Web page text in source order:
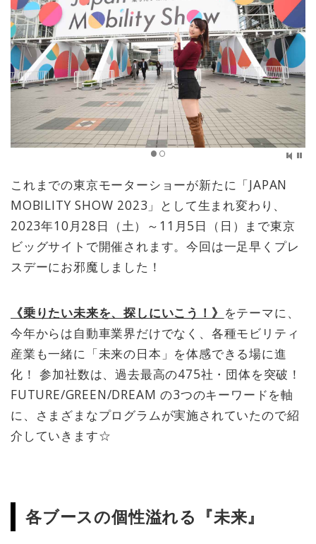
これまでの東京モーターショーが新たに「JAPAN
MOBILITY SHOW 2023」として生まれ変わり、
2023年10月28日（土）～11月5日（日）まで東京
ビッグサイトで開催されます。今回は一足早くプレ
スデーにお邪魔しました！
《乗りたい未来を、探しにいこう！》 をテーマに、
今年からは自動車業界だけでなく、各種モビリティ
産業も一緒に「未来の日本」を体感できる場に進
化！ 参加社数は、過去最高の475社・団体を突破！
FUTURE/GREEN/DREAM の3つのキーワードを軸
に、さまざまなプログラムが実施されていたので紹
介していきます☆
各ブースの個性溢れる『未来』